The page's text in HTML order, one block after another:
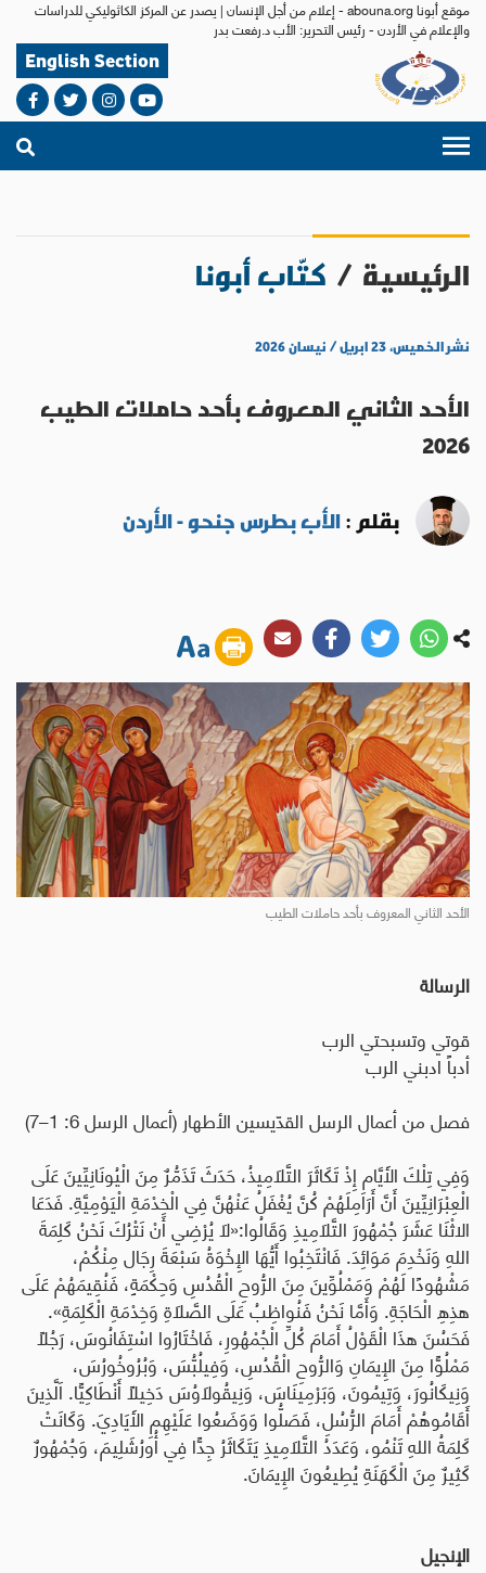
موقع أبونا abouna.org - إعلام من أجل الإنسان | يصدر عن المركز الكاثوليكي للدراسات
والإعلام في الأردن - رئيس التحرير: الأب د.رفعت بدر
English Section
الرئيسية / كتّاب أبونا
نشر الخميس، ٢٣ ابريل / نيسان ٢٠٢٦
الأحد الثاني المعروف بأحد حاملات الطيب
2026
بقلم :الأب بطرس جنحو - الأردن
الأحد الثاني المعروف بأحد حاملات الطيب
الرسالة
قوتي وتسبحتي الرب
أدباً ادبني الرب
فصل من أعمال الرسل القدّيسين الأطهار (أعمال الرسل 6: 1–7)
وَفِي تِلْكَ الأَيَّامِ إِذْ تَكَاثَرَ التَّلاَمِيذُ، حَدَثَ تَذَمُّرٌ مِنَ الْيُونَانِيِّينَ عَلَى
الْعِبْرَانِيِّينَ أَنَّ أَرَامِلَهُمْ كُنَّ يُغْفَلُ عَنْهُنَّ فِي الْخِدْمَةِ الْيَوْمِيَّةِ. فَدَعَا
الاثْنَا عَشَرَ جُمْهُورَ التَّلاَمِيذِ وَقَالُوا:«لاَ يُرْضِي أَنْ نَتْرُكَ نَحْنُ كَلِمَةَ
اللهِ وَنَخْدِمَ مَوَائِدَ. فَانْتَخِبُوا أَيُّهَا الإِخْوَةُ سَبْعَةَ رِجَال مِنْكُمْ،
مَشْهُودًا لَهُمْ وَمَمْلُوِّينَ مِنَ الرُّوحِ الْقُدُسِ وَحِكْمَةٍ، فَنُقِيمَهُمْ عَلَى
هذِهِ الْحَاجَةِ. وَأَمَّا نَحْنُ فَنُواظِبُ عَلَى الصَّلاَةِ وَخِدْمَةِ الْكَلِمَةِ».
فَحَسُنَ هذَا الْقَوْلُ أَمَامَ كُلِّ الْجُمْهُورِ، فَاخْتَارُوا اسْتِفَانُوسَ، رَجُلاً
مَمْلُوًّا مِنَ الإِيمَانِ وَالرُّوحِ الْقُدُسِ، وَفِيلُبُّسَ، وَبُرُوخُورُسَ،
وَنِيكَانُورَ، وَتِيمُونَ، وَبَرْمِينَاسَ، وَنِيقُولاَوُسَ دَخِيلاً أَنْطَاكِيًّا. اَلَّذِينَ
أَقَامُوهُمْ أَمَامَ الرُّسُلِ، فَصَلُّوا وَوَضَعُوا عَلَيْهِمِ الأَيَادِيَ. وَكَانَتْ
كَلِمَةُ اللهِ تَنْمُو، وَعَدَدُ التَّلاَمِيذِ يَتَكَاثَرُ جِدًّا فِي أُورُشَلِيمَ، وَجُمْهُورٌ
كَثِيرٌ مِنَ الْكَهَنَةِ يُطِيعُونَ الإِيمَانَ.
الإنجيل